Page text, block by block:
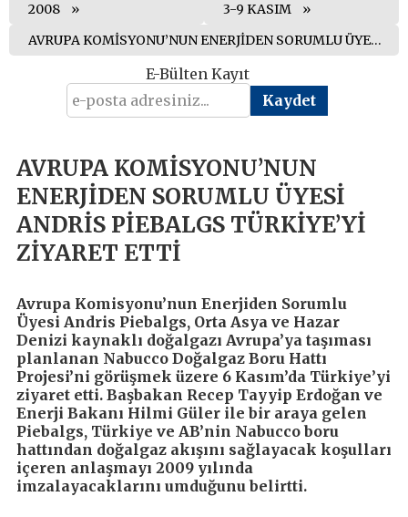
2008
3-9 KASIM
AVRUPA KOMİSYONU’NUN ENERJİDEN SORUMLU ÜYESİ ANDRİS PİEBALGS TÜRKİYE’Yİ ZİYARET ETTİ
E-Bülten Kayıt
AVRUPA KOMİSYONU’NUN
ENERJİDEN SORUMLU ÜYESİ
ANDRİS PİEBALGS TÜRKİYE’Yİ
ZİYARET ETTİ
Avrupa Komisyonu’nun Enerjiden Sorumlu
Üyesi Andris Piebalgs, Orta Asya ve Hazar
Denizi kaynaklı doğalgazı Avrupa’ya taşıması
planlanan Nabucco Doğalgaz Boru Hattı
Projesi’ni görüşmek üzere 6 Kasım’da Türkiye’yi
ziyaret etti. Başbakan Recep Tayyip Erdoğan ve
Enerji Bakanı Hilmi Güler ile bir araya gelen
Piebalgs, Türkiye ve AB’nin Nabucco boru
hattından doğalgaz akışını sağlayacak koşulları
içeren anlaşmayı 2009 yılında
imzalayacaklarını umduğunu belirtti.